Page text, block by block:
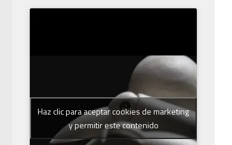
Haz clic para aceptar cookies de marketing
y permitir este contenido